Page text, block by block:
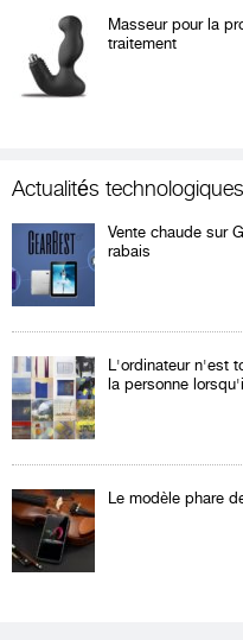
Masseur pour la
traitement
Actualités
Vente chaude sur
rabais
L'ordinateur n'est
la personne
Le modèle phare